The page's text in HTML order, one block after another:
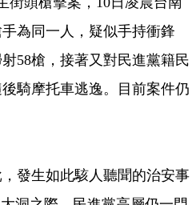
為同一人，疑似手持衝鋒
58槍，接著又對民進黨籍民
騎摩托車逃逸。目前案件仍
生如此駭人聽聞的治安事